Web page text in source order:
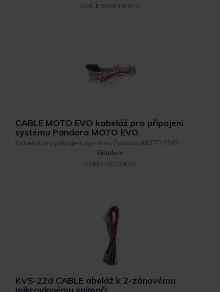
CABLE SMART MOTO
CABLE MOTO EVO kabeláž pro připojení
systému Pandora MOTO EVO
Kabeláž pro připojení systému Pandora MOTO EVO.
Skladem
CABLE MOTO EVO
KVS-22d CABLE abeláž k 2-zónovému
mikrovlnnému snímači